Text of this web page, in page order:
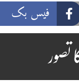
فیس بک
تصور